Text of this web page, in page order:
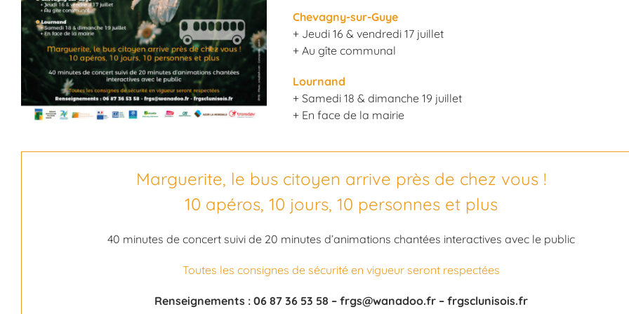
Chevagny-sur-Guye
+ Jeudi 16 & vendredi 17 juillet
+ Au gîte communal
Lournand
+ Samedi 18 & dimanche 19 juillet
+ En face de la mairie
Marguerite, le bus citoyen arrive près de chez vous !
10 apéros, 10 jours, 10 personnes et plus
40 minutes de concert suivi de 20 minutes d’animations chantées interactives avec le public
Toutes les consignes de sécurité en vigueur seront respectées
Renseignements : 06 87 36 53 58 – frgs@wanadoo.fr – frgsclunisois.fr